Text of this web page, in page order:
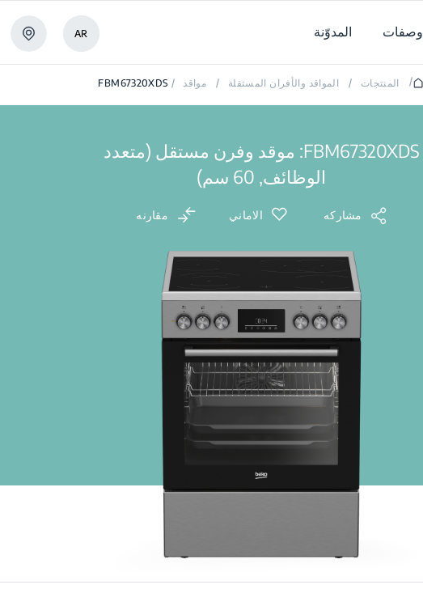
وصفات المدوّنة AR
/ المنتجات / المواقد والأفران المستقلة / مواقد /
FBM67320XDS
FBM67320XDS: موقد وفرن مستقل (متعدد
الوظائف, 60 سم)
مشاركه الاماني مقارنه